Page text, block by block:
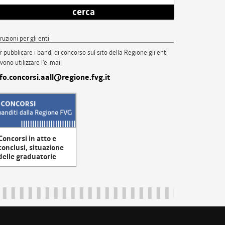
cerca
per gli enti
pubblicare i bandi di concorso sul sito della Regione gli enti
utilizzare l'e-mail
in atto e
situazione
graduatorie